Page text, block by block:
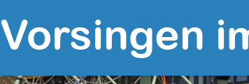
Vorsingen